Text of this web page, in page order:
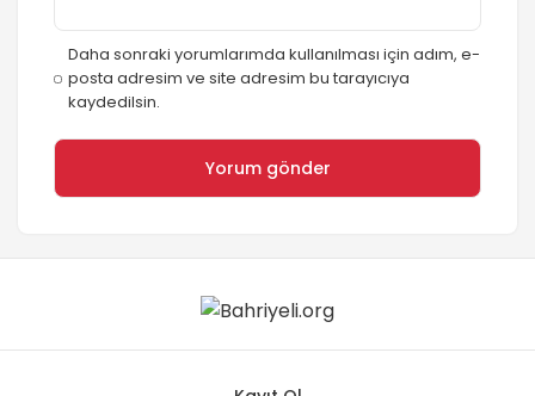
Daha sonraki yorumlarımda kullanılması için adım, e-
posta adresim ve site adresim bu tarayıcıya
kaydedilsin.